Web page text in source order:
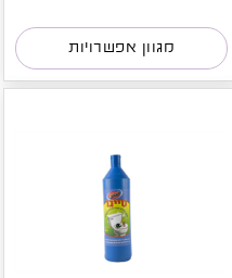
מגוון אפשרויות